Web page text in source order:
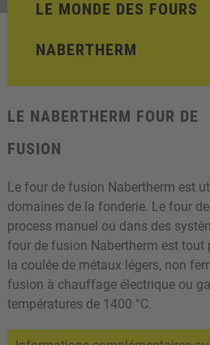
LE MONDE DES FOURS
NABERTHERM
LE NABERTHERM FOUR DE
FUSION
Le four de fusion Nabertherm est
domaines de la fonderie. Le four
process manuel ou dans des
four de fusion Nabertherm est tout
la coulée de métaux légers, non
fusion à chauffage électrique ou
températures de 1400 °C.